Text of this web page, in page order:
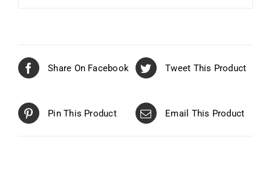
Share On Facebook Tweet This Product
Pin This Product Email This Product